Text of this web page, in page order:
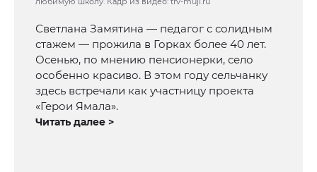
Светлана Замятина — педагог с солидным
стажем — прожила в Горках более 40 лет.
Осенью, по мнению пенсионерки, село
особенно красиво. В этом году сельчанку
здесь встречали как участницу проекта
«Герои Ямала».
Читать далее >